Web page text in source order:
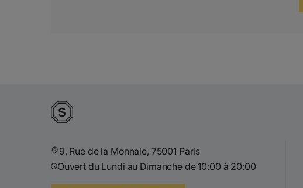
9, Rue de la Monnaie, 75001 Paris
Ouvert du Lundi au Dimanche de 10:00 à 20:00